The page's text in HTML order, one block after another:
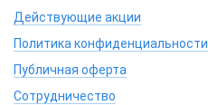
Действующие акции
Политика конфиденциальности
Публичная оферта
Сотрудничество